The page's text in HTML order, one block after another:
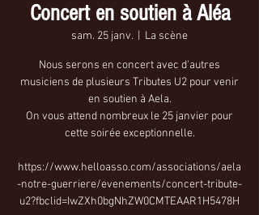
Concert en soutien à Aléa
sam. 25 janv. La scène
Nous serons en concert avec d'autres
musiciens de plusieurs Tributes U2 pour venir
en soutien à Aela.
On vous attend nombreux le 25 janvier pour
cette soirée exceptionnelle.
https://www.helloasso.com/associations/aela
-notre-guerriere/evenements/concert-tribute-
u2?fbclid=IwZXh0bgNhZW0CMTEAAR1H5478H